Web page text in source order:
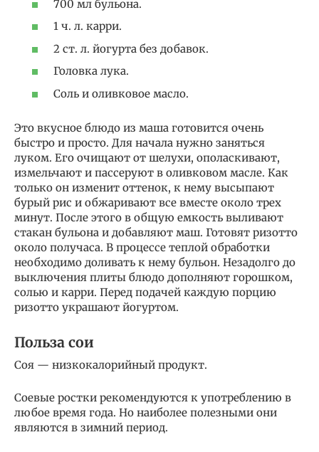
700 мл бульона.
1 ч. л. карри.
2 ст. л. йогурта без добавок.
Головка лука.
Соль и оливковое масло.
Это вкусное блюдо из маша готовится очень
быстро и просто. Для начала нужно заняться
луком. Его очищают от шелухи, ополаскивают,
измельчают и пассеруют в оливковом масле. Как
только он изменит оттенок, к нему высыпают
бурый рис и обжаривают все вместе около трех
минут. После этого в общую емкость выливают
стакан бульона и добавляют маш. Готовят ризотто
около получаса. В процессе теплой обработки
необходимо доливать к нему бульон. Незадолго до
выключения плиты блюдо дополняют горошком,
солью и карри. Перед подачей каждую порцию
ризотто украшают йогуртом.
Польза сои
Соя — низкокалорийный продукт.
Соевые ростки рекомендуются к употреблению в
любое время года. Но наиболее полезными они
являются в зимний период.